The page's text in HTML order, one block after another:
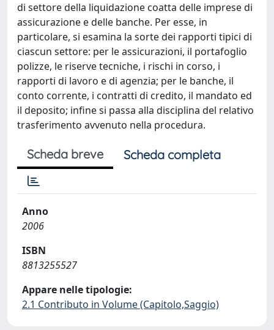
di settore della liquidazione coatta delle imprese di
assicurazione e delle banche. Per esse, in
particolare, si esamina la sorte dei rapporti tipici di
ciascun settore: per le assicurazioni, il portafoglio
polizze, le riserve tecniche, i rischi in corso, i
rapporti di lavoro e di agenzia; per le banche, il
conto corrente, i contratti di credito, il mandato ed
il deposito; infine si passa alla disciplina del relativo
trasferimento avvenuto nella procedura.
Scheda breve Scheda completa
Anno
2006
ISBN
8813255527
Appare nelle tipologie:
2.1 Contributo in Volume (Capitolo,Saggio)